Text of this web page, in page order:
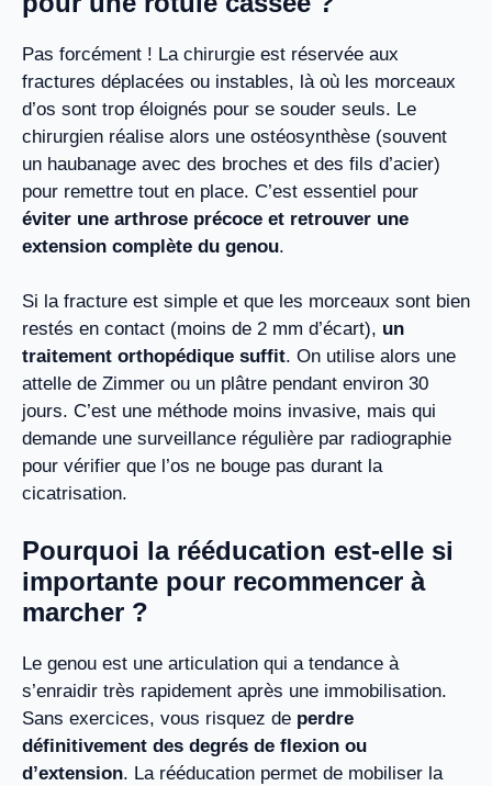
Pas forcément ! La chirurgie est réservée aux
fractures déplacées ou instables, là où les morceaux
d’os sont trop éloignés pour se souder seuls. Le
chirurgien réalise alors une ostéosynthèse (souvent
un haubanage avec des broches et des fils d’acier)
pour remettre tout en place. C’est essentiel pour
éviter une arthrose précoce et retrouver une
extension complète du genou.
Si la fracture est simple et que les morceaux sont bien
restés en contact (moins de 2 mm d’écart), un
traitement orthopédique suffit. On utilise alors une
attelle de Zimmer ou un plâtre pendant environ 30
jours. C’est une méthode moins invasive, mais qui
demande une surveillance régulière par radiographie
pour vérifier que l’os ne bouge pas durant la
cicatrisation.
Pourquoi la rééducation est-elle si
importante pour recommencer à
marcher ?
Le genou est une articulation qui a tendance à
s’enraidir très rapidement après une immobilisation.
Sans exercices, vous risquez de perdre
définitivement des degrés de flexion ou
d’extension. La rééducation permet de mobiliser la